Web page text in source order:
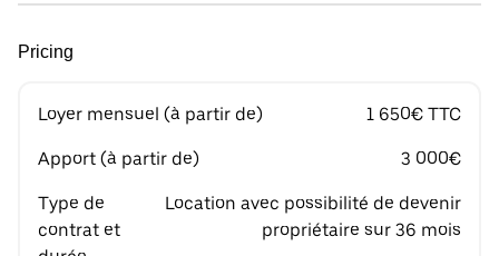
Pricing
Loyer mensuel (à partir de) 1 650€ TTC
Apport (à partir de) 3 000€
Type de
contrat et
Location avec possibilité de devenir
propriétaire sur 36 mois